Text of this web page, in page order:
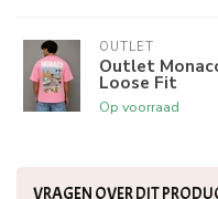
OUTLET
Outlet
Loose Fit
Op voorraad
VRAGEN OVER DIT